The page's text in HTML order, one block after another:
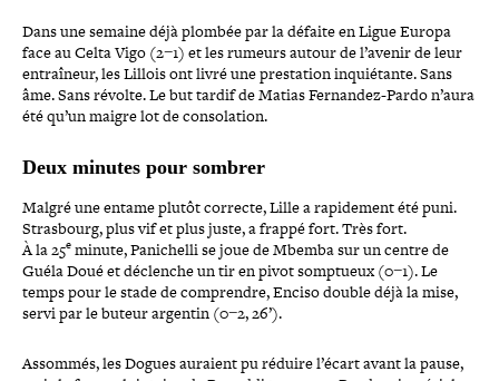
Dans une semaine déjà plombée par la défaite en Ligue Europa
face au Celta Vigo (2−1) et les rumeurs autour de l’avenir de leur
entraî­neur, les Lillois ont livré une pres­ta­tion inquié­tante. Sans
âme. Sans révolte. Le but tardif de Matias Fernandez-​Pardo n’aura
été qu’un maigre lot de consolation.
Deux minutes pour sombrer
Malgré une entame plutôt correcte, Lille a rapi­de­ment été puni.
Strasbourg, plus vif et plus juste, a frappé fort. Très fort.
À la 25e minute, Panichelli se joue de Mbemba sur un centre de
Guéla Doué et déclenche un tir en pivot somptueux (0−1). Le
temps pour le stade de com­prendre, Enciso double déjà la mise,
servi par le buteur argentin (0−2, 26’).
Assommés, les Dogues auraient pu réduire l’écart avant la pause,